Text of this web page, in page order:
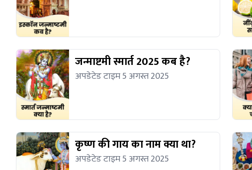
जन्माष्टमी स्मार्त 2025 कब है?
अपडेटेड टाइम 5 अगस्त 2025
कृष्ण की गाय का नाम क्या था?
अपडेटेड टाइम 5 अगस्त 2025